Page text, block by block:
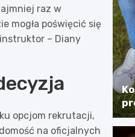
raz w
mogła poświęcić się
– Diany
opcjom rekrutacji,
na oficjalnych